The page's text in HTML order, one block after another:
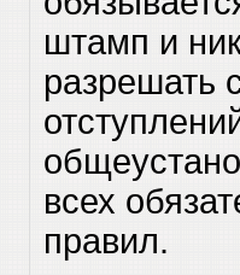
штамп и
разрешать
всех
правил.